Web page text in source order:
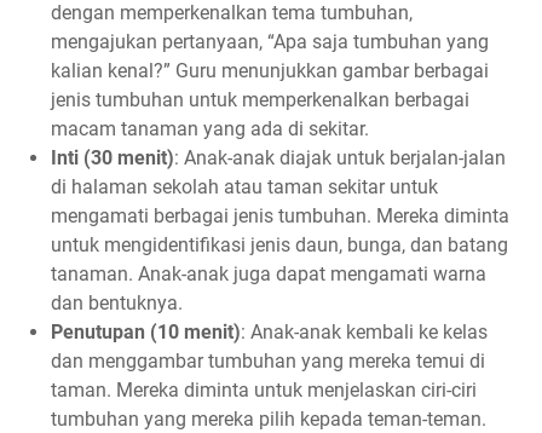
dengan memperkenalkan tema tumbuhan,
mengajukan pertanyaan, “Apa saja tumbuhan yang
kalian kenal?” Guru menunjukkan gambar berbagai
jenis tumbuhan untuk memperkenalkan berbagai
macam tanaman yang ada di sekitar.
Inti (30 menit): Anak-anak diajak untuk berjalan-jalan
di halaman sekolah atau taman sekitar untuk
mengamati berbagai jenis tumbuhan. Mereka diminta
untuk mengidentifikasi jenis daun, bunga, dan batang
tanaman. Anak-anak juga dapat mengamati warna
dan bentuknya.
Penutupan (10 menit): Anak-anak kembali ke kelas
dan menggambar tumbuhan yang mereka temui di
taman. Mereka diminta untuk menjelaskan ciri-ciri
tumbuhan yang mereka pilih kepada teman-teman.